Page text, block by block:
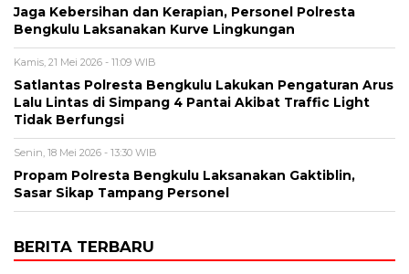
Jaga Kebersihan dan Kerapian, Personel Polresta
Bengkulu Laksanakan Kurve Lingkungan
Kamis, 21 Mei 2026 - 11:09 WIB
Satlantas Polresta Bengkulu Lakukan Pengaturan Arus
Lalu Lintas di Simpang 4 Pantai Akibat Traffic Light
Tidak Berfungsi
Senin, 18 Mei 2026 - 13:30 WIB
Propam Polresta Bengkulu Laksanakan Gaktiblin,
Sasar Sikap Tampang Personel
BERITA TERBARU